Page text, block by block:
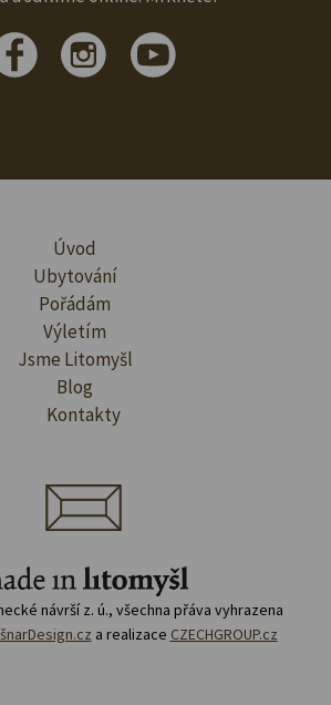
Úvod
Ubytování
Pořádám
Výletím
Jsme Litomyšl
Blog
Kontakty
návrší z. ú., všechna přáva vyhrazena
a realizace CZECHGROUP.cz